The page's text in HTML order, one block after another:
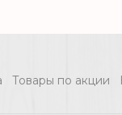
"Зеленый
Товары по акции